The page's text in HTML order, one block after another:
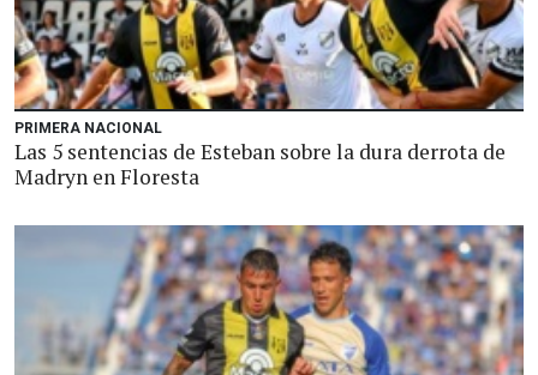
PRIMERA NACIONAL
Las 5 sentencias de Esteban sobre la dura derrota de
Madryn en Floresta